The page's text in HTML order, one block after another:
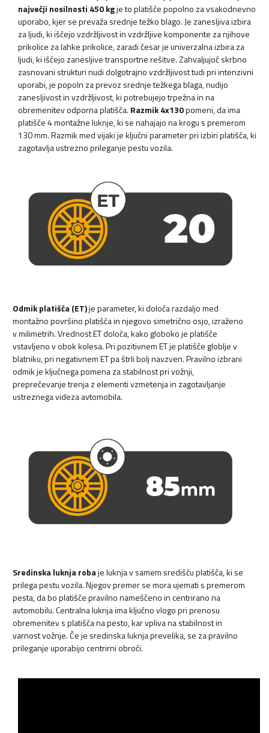
največji nosilnosti 450 kgje to platišče popolno za vsakodnevno
uporabo, kjer se prevaža srednje težko blago. Je zanesljiva izbira
za ljudi, ki iščejo vzdržljivost in vzdržljive komponente za njihove
prikolice za lahke prikolice, zaradi česar je univerzalna izbira za
ljudi, ki iščejo zanesljive transportne rešitve. Zahvaljujoč skrbno
zasnovani strukturi nudi dolgotrajno vzdržljivost tudi pri intenzivni
uporabi, je popoln za prevoz srednje težkega blaga, nudijo
zanesljivost in vzdržljivost, ki potrebujejo trpežna in na
obremenitev odporna platišča. Razmik 4x130pomeni, da ima
platišče 4 montažne luknje, ki se nahajajo na krogu s premerom
130 mm. Razmik med vijaki je ključni parameter pri izbiri platišča, ki
zagotavlja ustrezno prileganje pestu vozila.
Odmik platišča (ET)je parameter, ki določa razdaljo med
montažno površino platišča in njegovo simetrično osjo, izraženo
v milimetrih. Vrednost ET določa, kako globoko je platišče
vstavljeno v obok kolesa. Pri pozitivnem ET je platišče globlje v
blatniku, pri negativnem ET pa štrli bolj navzven. Pravilno izbrani
odmik je ključnega pomena za stabilnost pri vožnji,
preprečevanje trenja z elementi vzmetenja in zagotavljanje
ustreznega videza avtomobila.
Sredinska luknja robaje luknja v samem središču platišča, ki se
prilega pestu vozila. Njegov premer se mora ujemati s premerom
pesta, da bo platišče pravilno nameščeno in centrirano na
avtomobilu. Centralna luknja ima ključno vlogo pri prenosu
obremenitev s platišča na pesto, kar vpliva na stabilnost in
varnost vožnje. Če je sredinska luknja prevelika, se za pravilno
prileganje uporabijo centrirni obroči.